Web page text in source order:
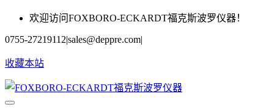
欢迎访问FOXBORO-ECKARDT福克斯波罗仪器！
0755-27219112|sales@deppre.com|
收藏本站